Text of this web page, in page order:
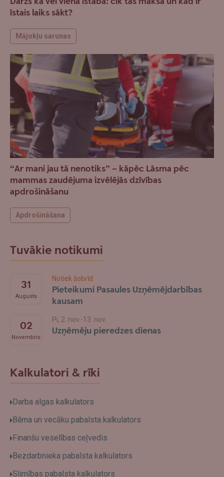
īstais laiks sākt?
Mājokļu sarunas
“Ar mani jau tā nenotiks” – kāpēc Lāsma pēc
mammas zaudējuma izvēlējās dzīvības
apdrošināšanu
Apdrošināšana
Tuvākie notikumi
31
Augusts
Notiek šobrīd
Pieteikumi Pasaules Uzņēmējdarbības
kausam
02
Novembris
Pi, 2. nov.-13. nov.
Uzņēmēju pieredzes dienas
Kalkulatori & rīki
Darba algas kalkulators
Bērna un vecāku pabalsta kalkulators
Finanšu veselības ceļvedis
Bezdarbnieka pabalsta kalkulators
Slimības pabalsta kalkulators